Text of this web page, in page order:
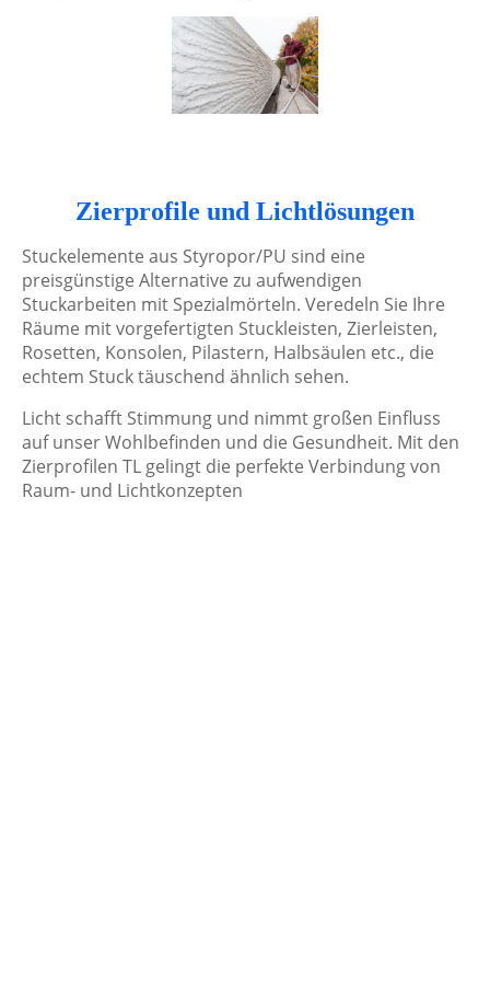
Zierprofile und Lichtlösungen
Stuckelemente aus Styropor/PU sind eine
preisgünstige Alternative zu aufwendigen
Stuckarbeiten mit Spezialmörteln. Veredeln Sie Ihre
Räume mit vorgefertigten Stuckleisten, Zierleisten,
Rosetten, Konsolen, Pilastern, Halbsäulen etc., die
echtem Stuck täuschend ähnlich sehen.
Licht schafft Stimmung und nimmt großen Einfluss
auf unser Wohlbefinden und die Gesundheit. Mit den
Zierprofilen TL gelingt die perfekte Verbindung von
Raum- und Lichtkonzepten